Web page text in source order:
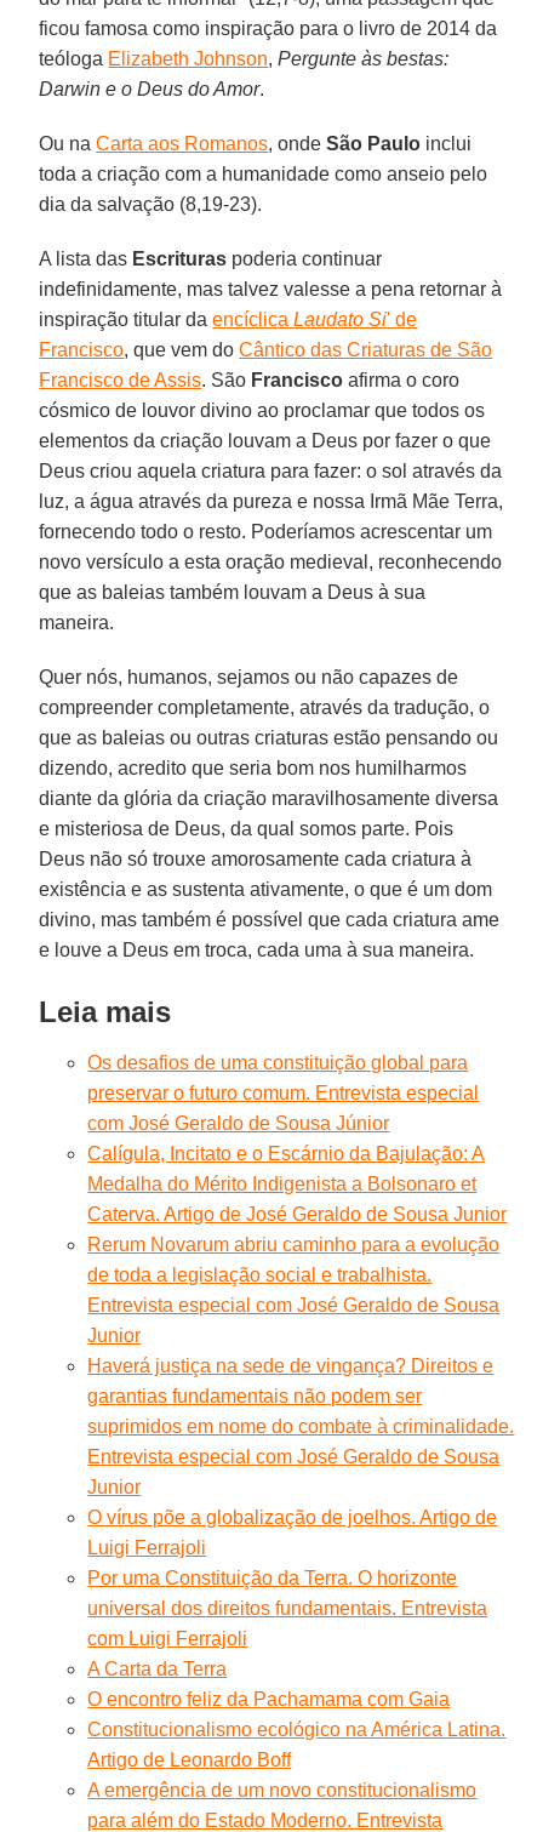
ficou famosa como inspiração para o livro de 2014 da
teóloga Elizabeth Johnson,Pergunte às bestas:
Darwin e o Deus do Amor.
Ou naCarta aos Romanos, ondeSão Paulo inclui
toda a criação com a humanidade como anseio pelo
dia da salvação (8,19-23).
A lista das Escrituras poderia continuar
indefinidamente, mas talvez valesse a pena retornar à
inspiração titular daencíclicaLaudato Si' de
Francisco, que vem doCântico das Criaturas de São
Francisco de Assis. São Francisco afirma o coro
cósmico de louvor divino ao proclamar que todos os
elementos da criação louvam a Deus por fazer o que
Deus criou aquela criatura para fazer: o sol através da
luz, a água através da pureza e nossa Irmã Mãe Terra,
fornecendo todo o resto. Poderíamos acrescentar um
novo versículo a esta oração medieval, reconhecendo
que as baleias também louvam a Deus à sua
maneira.
Quer nós, humanos, sejamos ou não capazes de
compreender completamente, através da tradução, o
que as baleias ou outras criaturas estão pensando ou
dizendo, acredito que seria bom nos humilharmos
diante da glória da criação maravilhosamente diversa
e misteriosa de Deus, da qual somos parte. Pois
Deus não só trouxe amorosamente cada criatura à
existência e as sustenta ativamente, o que é um dom
divino, mas também é possível que cada criatura ame
e louve a Deus em troca, cada uma à sua maneira.
Leia mais
Os desafios de uma constituição global para
preservar o futuro comum. Entrevista especial
com José Geraldo de Sousa Júnior
Calígula, Incitato e o Escárnio da Bajulação: A
Medalha do Mérito Indigenista a Bolsonaro et
Caterva. Artigo de José Geraldo de Sousa Junior
Rerum Novarum abriu caminho para a evolução
de toda a legislação social e trabalhista.
Entrevista especial com José Geraldo de Sousa
Junior
Haverá justiça na sede de vingança? Direitos e
garantias fundamentais não podem ser
suprimidos em nome do combate à criminalidade.
Entrevista especial com José Geraldo de Sousa
Junior
O vírus põe a globalização de joelhos. Artigo de
Luigi Ferrajoli
Por uma Constituição da Terra. O horizonte
universal dos direitos fundamentais. Entrevista
com Luigi Ferrajoli
A Carta da Terra
O encontro feliz da Pachamama com Gaia
Constitucionalismo ecológico na América Latina.
Artigo de Leonardo Boff
A emergência de um novo constitucionalismo
para além do Estado Moderno. Entrevista